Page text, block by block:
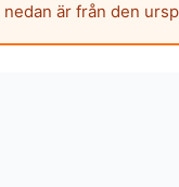
är från den